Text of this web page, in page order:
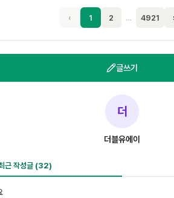
‹ 1 2 … 4921
글쓰기
더
더블유에이
근 작성글 (32)